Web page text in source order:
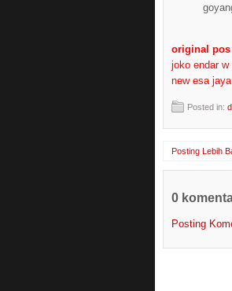
original
joko endar w
new esa jaya
Posted in:
Posting Lebih
0
Posting